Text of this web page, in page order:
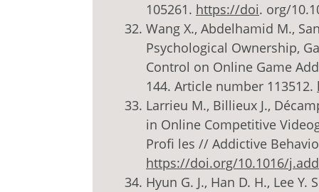
105261. https://doi. org/
Wang X., Abdelhamid M.,
Psychological Ownership,
Control on Online Game
144. Article number 113512.
Larrieu M., Billieux J.,
in Online Competitive
Profi les // Addictive
https://doi.org/10.1016/
Hyun G. J., Han D. H., Lee Y.